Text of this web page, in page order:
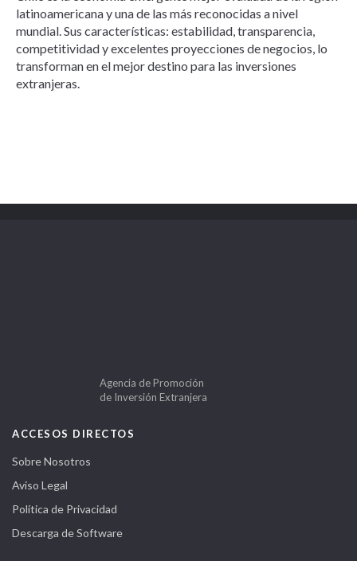
latinoamericana y una de las más reconocidas a nivel
mundial. Sus características: estabilidad, transparencia,
competitividad y excelentes proyecciones de negocios, lo
transforman en el mejor destino para las inversiones
extranjeras.
Agencia de Promoción
de Inversión Extranjera
ACCESOS DIRECTOS
Sobre Nosotros
Aviso Legal
Política de Privacidad
Descarga de Software